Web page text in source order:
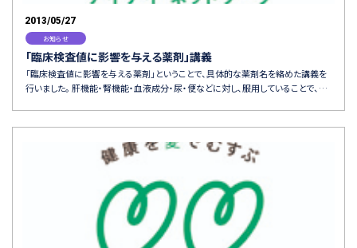
2013/05/27
お知らせ
「臨床検査値に影響を与える薬剤」講義
「臨床検査値に影響を与える薬剤」ということで、具体的な薬剤名を絡めた講義を
行いました。 肝機能・腎機能・血液成分・尿・便などに対し、服用していることで、…